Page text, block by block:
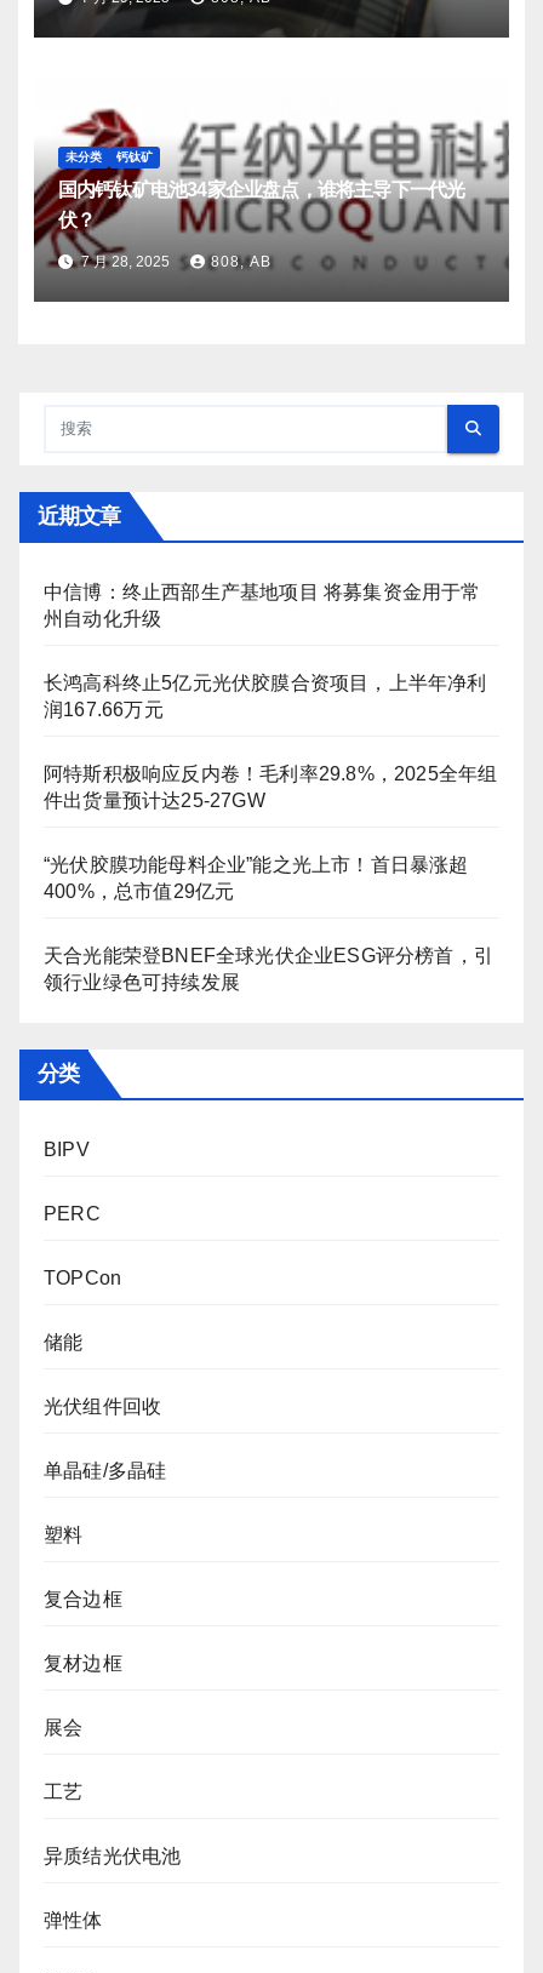
未分类 钙钛矿
国内钙钛矿电池34家企业盘点，谁将主导下一代光
伏？
7 月 28, 2025 808, AB
近期文章
中信博：终止西部生产基地项目 将募集资金用于常
州自动化升级
长鸿高科终止5亿元光伏胶膜合资项目，上半年净利
润167.66万元
阿特斯积极响应反内卷！毛利率29.8%，2025全年组
件出货量预计达25-27GW
“光伏胶膜功能母料企业”能之光上市！首日暴涨超
400%，总市值29亿元
天合光能荣登BNEF全球光伏企业ESG评分榜首，引
领行业绿色可持续发展
分类
BIPV
PERC
TOPCon
储能
光伏组件回收
单晶硅/多晶硅
塑料
复合边框
复材边框
展会
工艺
异质结光伏电池
弹性体